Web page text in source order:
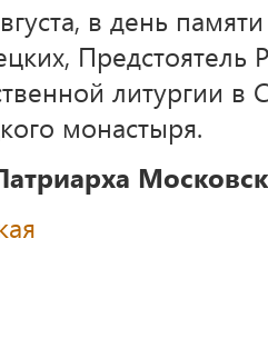
в день
Предстоятель
литургии
монастыря.